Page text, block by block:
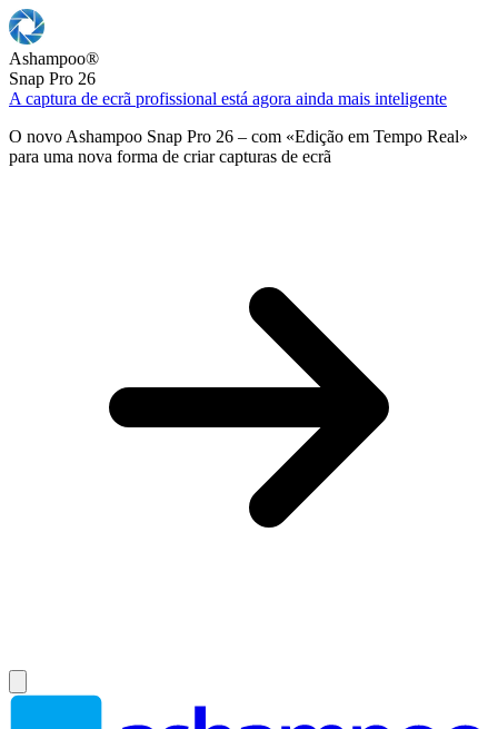
Ashampoo®
Snap Pro 26
A captura de ecrã profissional está agora ainda mais inteligente
O novo Ashampoo Snap Pro 26 – com «Edição em Tempo Real»
para uma nova forma de criar capturas de ecrã